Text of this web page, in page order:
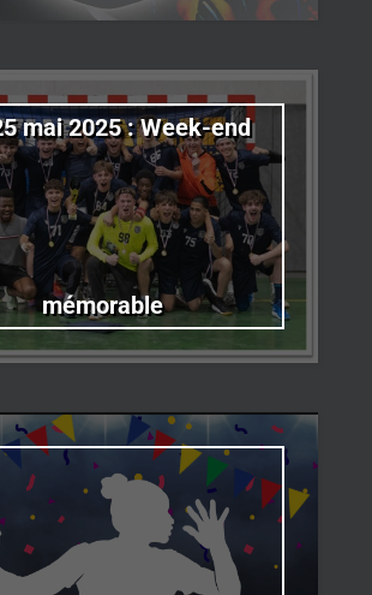
mai 2025 : Week-end
mémorable